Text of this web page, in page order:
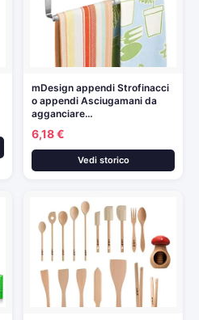
mDesign appendi Strofinacci
o appendi Asciugamani da
agganciare…
6,18 €
Vedi storico